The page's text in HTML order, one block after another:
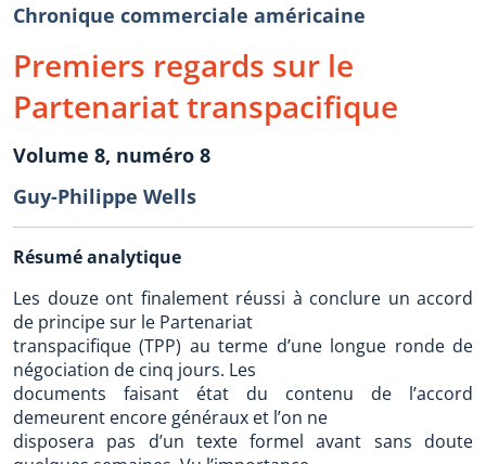
Chronique commerciale américaine
Premiers regards sur le
Partenariat transpacifique
Volume 8, numéro 8
Guy-Philippe Wells
Résumé analytique
Les douze ont finalement réussi à conclure un accord
de principe sur le Partenariat
transpacifique (TPP) au terme d’une longue ronde de
négociation de cinq jours. Les
documents faisant état du contenu de l’accord
demeurent encore généraux et l’on ne
disposera pas d’un texte formel avant sans doute